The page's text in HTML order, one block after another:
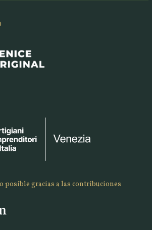
posible gracias a las contribuciones